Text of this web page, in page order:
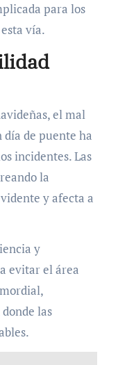
para los
vía.
el mal
de puente ha
incidentes. Las
la
y afecta a
y
evitar el área
las